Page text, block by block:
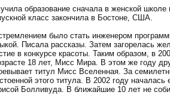
образование сначала в женской
класс закончила в Бостоне, США.
было стать инженером
Писала рассказы. Затем загорелась
в конкурсе красоты. Таким образом, в
18 лет, Мисс Мира. В этом же году
титул Мисс Вселенная. За
этого титула. В 2002 году
Болливуда. В ближайшие 10 лет не